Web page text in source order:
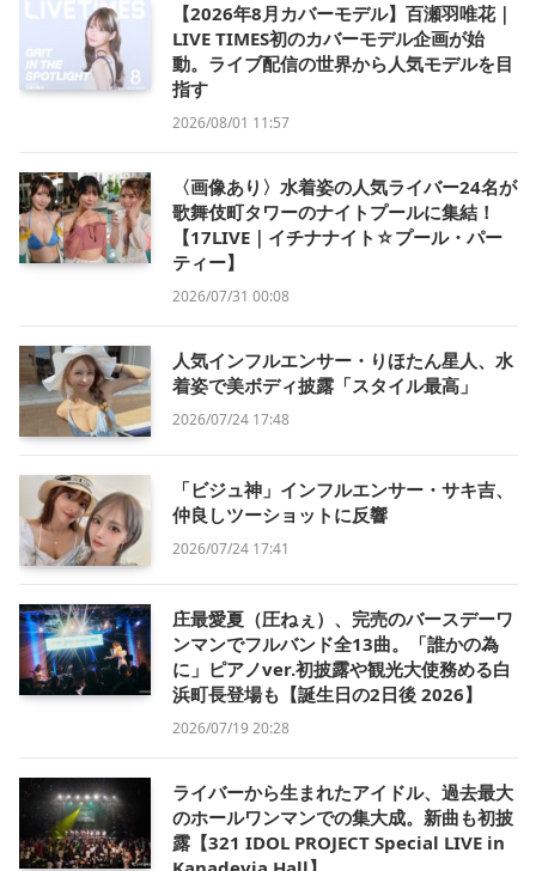
【2026年8月カバーモデル】百瀬羽唯花｜
LIVE TIMES初のカバーモデル企画が始
動。ライブ配信の世界から人気モデルを目
指す
2026/08/01 11:57
〈画像あり〉水着姿の人気ライバー24名が
歌舞伎町タワーのナイトプールに集結！
【17LIVE｜イチナナイト☆プール・パー
ティー】
2026/07/31 00:08
人気インフルエンサー・りほたん星人、水
着姿で美ボディ披露「スタイル最高」
2026/07/24 17:48
「ビジュ神」インフルエンサー・サキ吉、
仲良しツーショットに反響
2026/07/24 17:41
庄最愛夏（圧ねぇ）、完売のバースデーワ
ンマンでフルバンド全13曲。「誰かの為
に」ピアノver.初披露や観光大使務める白
浜町長登場も【誕生日の2日後 2026】
2026/07/19 20:28
ライバーから生まれたアイドル、過去最大
のホールワンマンでの集大成。新曲も初披
露【321 IDOL PROJECT Special LIVE in